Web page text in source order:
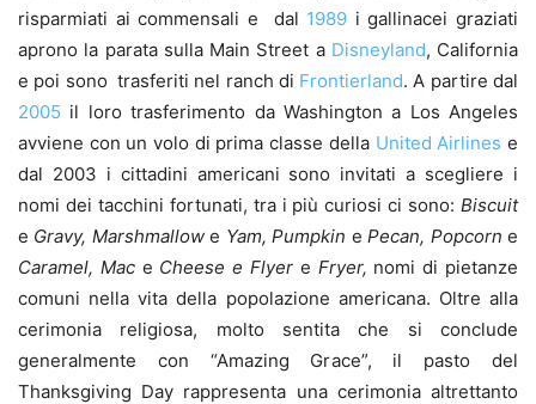
risparmiati ai commensali e dal 1989 i gallinacei graziati
aprono la parata sulla Main Street a Disneyland, California
e poi sono trasferiti nel ranch di Frontierland. A partire dal
2005 il loro trasferimento da Washington a Los Angeles
avviene con un volo di prima classe della United Airlines e
dal 2003 i cittadini americani sono invitati a scegliere i
nomi dei tacchini fortunati, tra i più curiosi ci sono: Biscuit
e Gravy, Marshmallowe Yam, Pumpkin ePecan, Popcorn e
Caramel, Mace Cheese e Flyer e Fryer, nomi di pietanze
comuni nella vita della popolazione americana. Oltre alla
cerimonia religiosa, molto sentita che si conclude
generalmente con “Amazing Grace”, il pasto del
Thanksgiving Day rappresenta una cerimonia altrettanto